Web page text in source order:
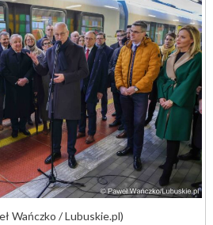
Wańczko / Lubuskie.pl)